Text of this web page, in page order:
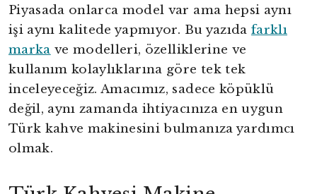
Piyasada onlarca model var ama hepsi aynı
işi aynı kalitede yapmıyor. Bu yazıda farklı
marka ve modelleri, özelliklerine ve
kullanım kolaylıklarına göre tek tek
inceleyeceğiz. Amacımız, sadece köpüklü
değil, aynı zamanda ihtiyacınıza en uygun
Türk kahve makinesini bulmanıza yardımcı
olmak.